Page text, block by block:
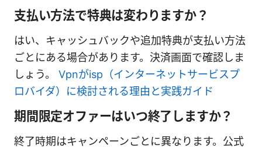
支払い方法で特典は変わりますか？
はい、キャッシュバックや追加特典が支払い方法
ごとにある場合があります。決済画面で確認しま
しょう。 Vpnがisp（インターネットサービスプ
ロバイダ）に検討される理由と実践ガイド
期間限定オファーはいつ終了しますか？
終了時期はキャンペーンごとに異なります。公式